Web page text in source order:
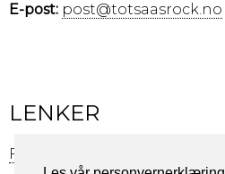
E-post: post@totsaasrock.no
LENKER
Facebook »